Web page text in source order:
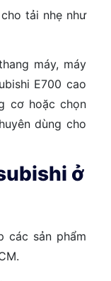
tải nhẹ như
máy, máy
E700 cao
cơ hoặc chọn
dùng cho
ở
các sản phẩm